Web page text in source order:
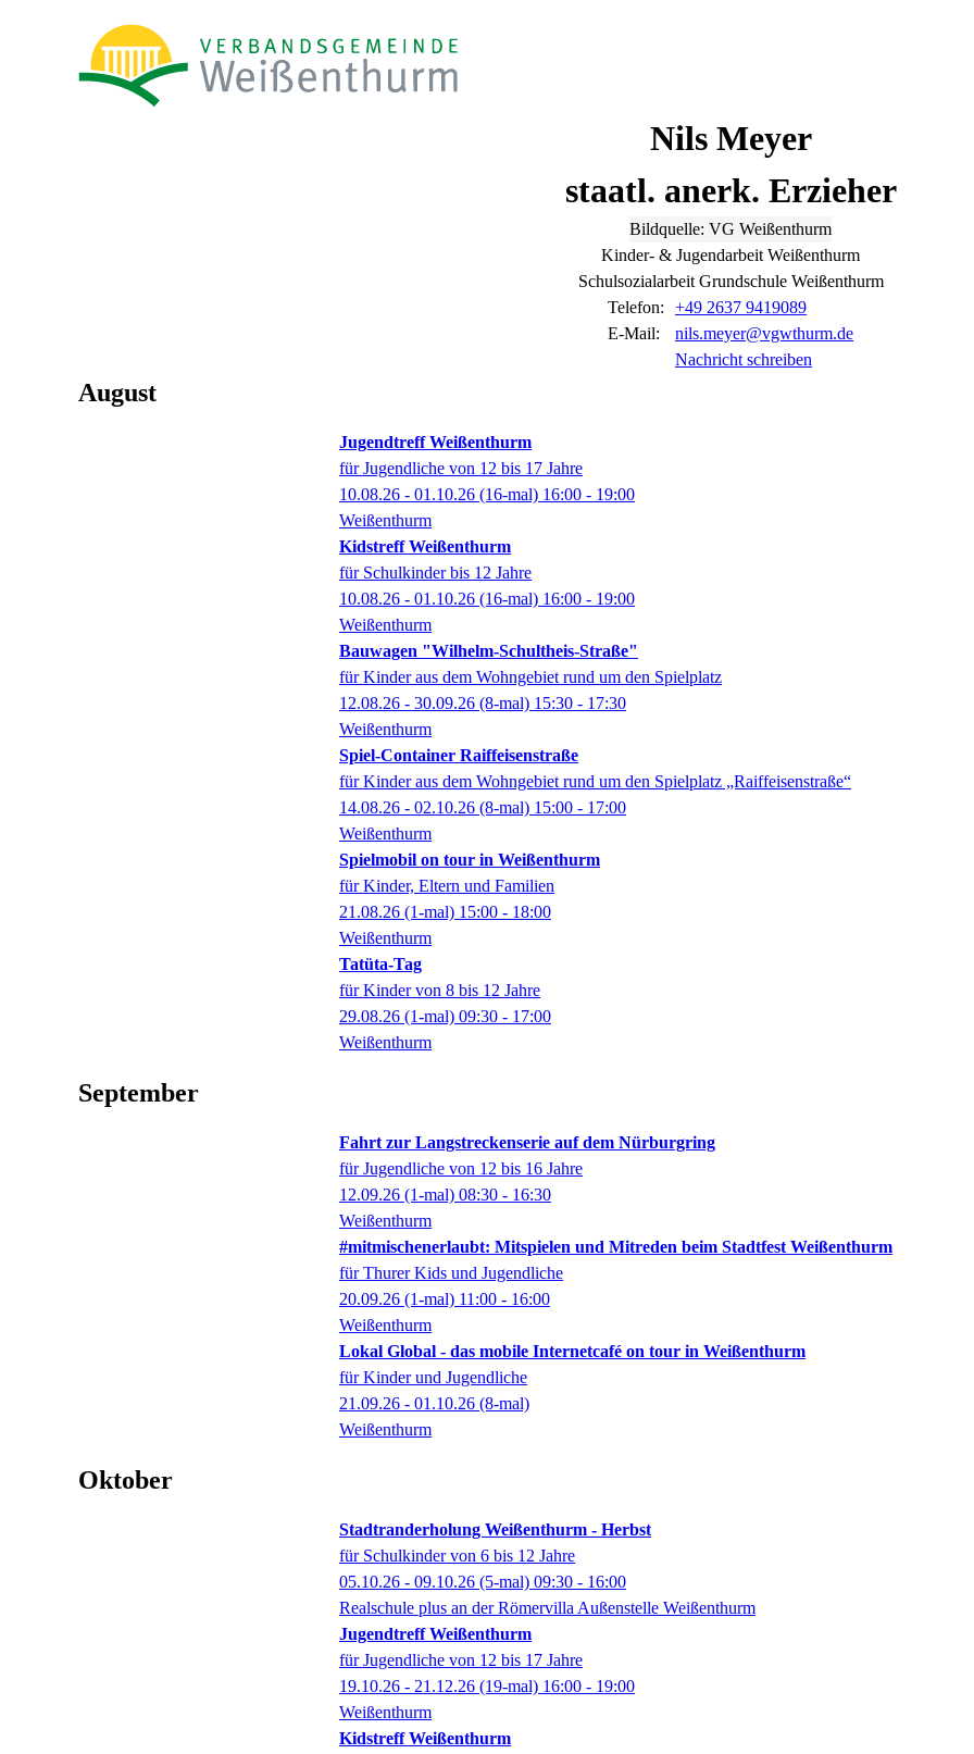
Nils Meyer
staatl. anerk. Erzieher
Bildquelle: VG Weißenthurm
Kinder- & Jugendarbeit Weißenthurm
Schulsozialarbeit Grundschule Weißenthurm
Telefon:
+49 2637 9419089
E-Mail:
nils.meyer@vgwthurm.de
Nachricht schreiben
August
Jugendtreff Weißenthurm
für Jugendliche von 12 bis 17 Jahre
10.08.26 - 01.10.26 (16-mal) 16:00 - 19:00
Weißenthurm
Kidstreff Weißenthurm
für Schulkinder bis 12 Jahre
10.08.26 - 01.10.26 (16-mal) 16:00 - 19:00
Weißenthurm
Bauwagen "Wilhelm-Schultheis-Straße"
für Kinder aus dem Wohngebiet rund um den Spielplatz
12.08.26 - 30.09.26 (8-mal) 15:30 - 17:30
Weißenthurm
Spiel-Container Raiffeisenstraße
für Kinder aus dem Wohngebiet rund um den Spielplatz „Raiffeisenstraße“
14.08.26 - 02.10.26 (8-mal) 15:00 - 17:00
Weißenthurm
Spielmobil on tour in Weißenthurm
für Kinder, Eltern und Familien
21.08.26 (1-mal) 15:00 - 18:00
Weißenthurm
Tatüta-Tag
für Kinder von 8 bis 12 Jahre
29.08.26 (1-mal) 09:30 - 17:00
Weißenthurm
September
Fahrt zur Langstreckenserie auf dem Nürburgring
für Jugendliche von 12 bis 16 Jahre
12.09.26 (1-mal) 08:30 - 16:30
Weißenthurm
#mitmischenerlaubt: Mitspielen und Mitreden beim Stadtfest Weißenthurm
für Thurer Kids und Jugendliche
20.09.26 (1-mal) 11:00 - 16:00
Weißenthurm
Lokal Global - das mobile Internetcafé on tour in Weißenthurm
für Kinder und Jugendliche
21.09.26 - 01.10.26 (8-mal)
Weißenthurm
Oktober
Stadtranderholung Weißenthurm - Herbst
für Schulkinder von 6 bis 12 Jahre
05.10.26 - 09.10.26 (5-mal) 09:30 - 16:00
Realschule plus an der Römervilla Außenstelle Weißenthurm
Jugendtreff Weißenthurm
für Jugendliche von 12 bis 17 Jahre
19.10.26 - 21.12.26 (19-mal) 16:00 - 19:00
Weißenthurm
Kidstreff Weißenthurm